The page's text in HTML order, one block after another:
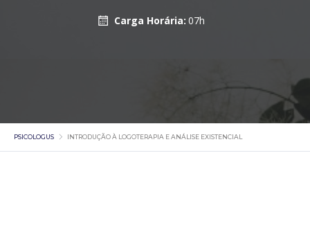
Carga Horária: 07h
PSICOLOGUS INTRODUÇÃO À LOGOTERAPIA E ANÁLISE EXISTENCIAL